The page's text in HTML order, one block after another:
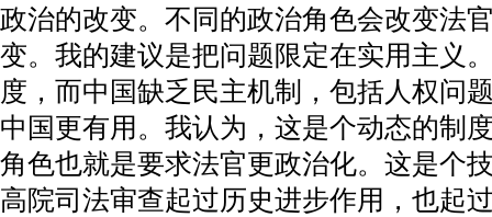
政治的改变。不同的政治角色会改变法
变。我的建议是把问题限定在实用主义
度，而中国缺乏民主机制，包括人权问
中国更有用。我认为，这是个动态的制
角色也就是要求法官更政治化。这是个
高院司法审查起过历史进步作用，也起